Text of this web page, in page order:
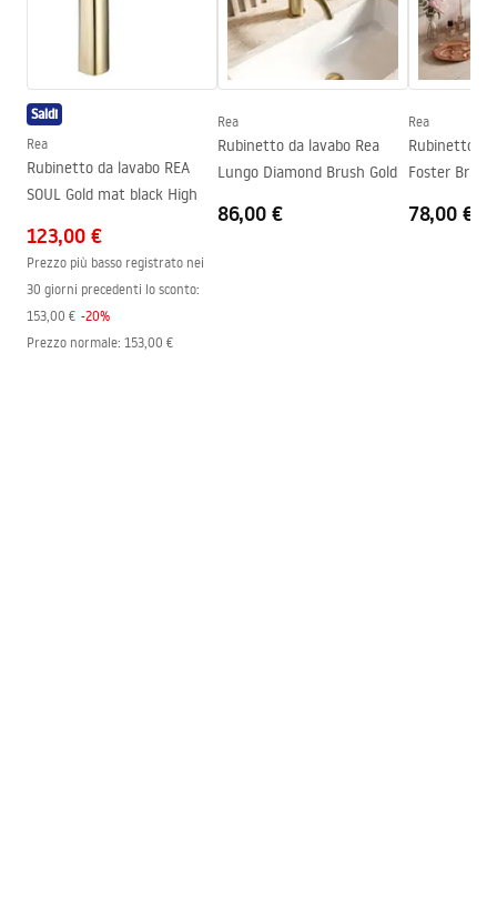
Gamma beccuccio
180mm
100
Tecnologia del rivestimento
Diametro di connessione
Garanzia
5 anni
manual
Pielęgnacja.pdf
Condizioni di garanzia
Warranty_Terms_and_Conditions_Faucets_-_5.pdf
Saldi
Rea
Rubinetto da lavabo REA
SOUL Gold mat black High
123,00 €
Prezzo più basso registrato nei
30 giorni precedenti lo sconto:
153,00 € -20%
Prezzo normale: 153,00 €
Rea
Rubinetto da lavabo Rea
Lungo Diamond Brush Gold
86,00 €
Rea
Rubinetto
Foster Brush
78,00 €